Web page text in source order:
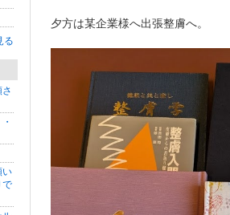
夕方は某企業様へ出張整膚へ。
る
い
で